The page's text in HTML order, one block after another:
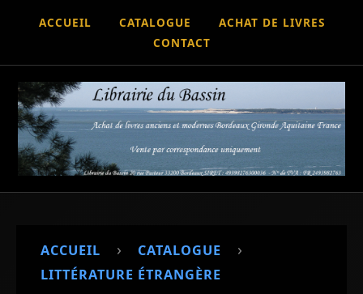
ACCUEIL CATALOGUE
ACHAT DE LIVRES
CONTACT
ACCUEIL › CATALOGUE ›
LITTÉRATURE ÉTRANGÈRE